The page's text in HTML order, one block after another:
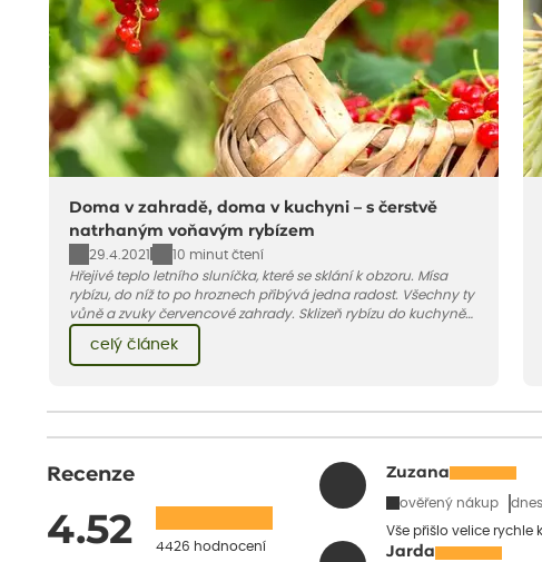
Doma v zahradě, doma v kuchyni – s čerstvě
natrhaným voňavým rybízem
29.4.2021
10 minut čtení
Hřejivé teplo letního sluníčka, které se sklání k obzoru. Mísa
rybízu, do níž to po hroznech přibývá jedna radost. Všechny ty
vůně a zvuky červencové zahrady. Sklizeň rybízu do kuchyně
vnese neuvěřitelný klid a radost. A taky trochu bezstarostnosti
dětství při mlsání babiččina drobenkového koláče s rybízem.
celý článek
Recenze
4.52 4426 hodnocení
Zuzana
ověřený nákup dnes
Vše přišlo velice rychle
Jarda